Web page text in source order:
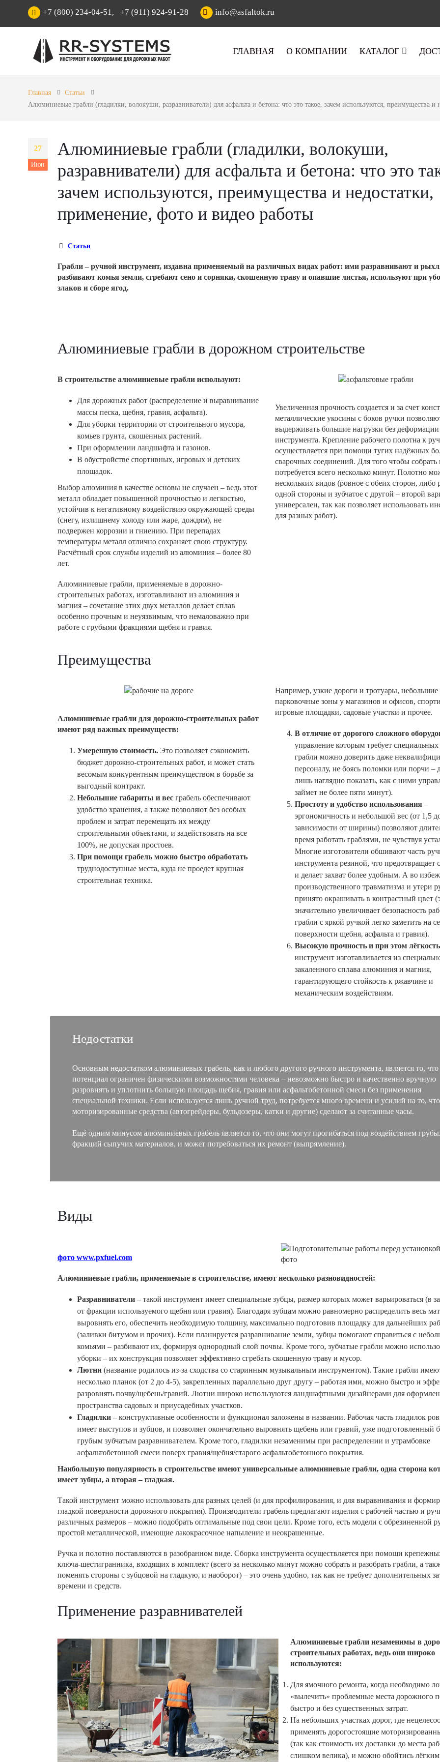
+7 (800) 234-04-51, +7 (911) 924-91-28 info@asfaltok.ru
ГЛАВНАЯ О КОМПАНИИ КАТАЛОГ
Главная
Статьи
Алюминиевые грабли (гладилки, волокуши, разравниватели) для асфальта и бетона: что это такое, зачем используются, преимущества
27
Июн
Алюминиевые грабли (гладилки, волокуши,
разравниватели) для асфальта и бетона: что это
зачем используются, преимущества и недостатки,
применение, фото и видео работы
Статьи
Грабли – ручной инструмент, издавна применяемый на различных видах работ: ими разравнивают и
разбивают комья земли, сгребают сено и сорняки, скошенную траву и опавшие листья, используют при
злаков и сборе ягод.
Алюминиевые грабли в дорожном строительстве
В строительстве алюминиевые грабли используют:
Для дорожных работ (распределение и выравнивание
массы песка, щебня, гравия, асфальта).
Для уборки территории от строительного мусора,
комьев грунта, скошенных растений.
При оформлении ландшафта и газонов.
В обустройстве спортивных, игровых и детских
площадок.
Выбор алюминия в качестве основы не случаен – ведь этот
металл обладает повышенной прочностью и легкостью,
устойчив к негативному воздействию окружающей среды
(снегу, излишнему холоду или жаре, дождям), не
подвержен коррозии и гниению. При перепадах
температуры металл отлично сохраняет свою структуру.
Расчётный срок службы изделий из алюминия – более 80
лет.
Алюминиевые грабли, применяемые в дорожно-
строительных работах, изготавливают из алюминия и
магния – сочетание этих двух металлов делает сплав
особенно прочным и неуязвимым, что немаловажно при
работе с грубыми фракциями щебня и гравия.
Увеличенная прочность создается и за счет
металлические укосины с боков ручки
выдерживать большие нагрузки без
инструмента. Крепление рабочего полотна к
осуществляется при помощи тугих надёжных
сварочных соединений. Для того чтобы собрать
потребуется всего несколько минут. Полотно
нескольких видов (ровное с обеих сторон, либо
одной стороны и зубчатое с другой – второй
универсален, так как позволяет использовать
для разных работ).
Преимущества
Алюминиевые грабли для дорожно-строительных работ
имеют ряд важных преимуществ:
Умеренную стоимость. Это позволяет сэкономить
бюджет дорожно-строительных работ, и может стать
весомым конкурентным преимуществом в борьбе за
выгодный контракт.
Небольшие габариты и вес грабель обеспечивают
удобство хранения, а также позволяют без особых
проблем и затрат перемещать их между
строительными объектами, и задействовать на все
100%, не допуская простоев.
При помощи грабель можно быстро обработать
труднодоступные места, куда не проедет крупная
строительная техника.
Например, узкие дороги и тротуары, небольшие
парковочные зоны у магазинов и офисов,
игровые площадки, садовые участки и прочее.
В отличие от дорогого сложного
управление которым требует
грабли можно доверить даже
персоналу, не боясь поломки или порчи –
лишь наглядно показать, как с ними
займет не более пяти минут).
Простоту и удобство использования–
эргономичность и небольшой вес (от 1,5
зависимости от ширины) позволяют
время работать граблями, не чувствуя
Многие изготовители обшивают часть
инструмента резиной, что предотвращает
и делает захват более удобным. А во
производственного травматизма и утери
принято окрашивать в контрастный цвет
значительно увеличивает безопасность
грабли с яркой ручкой легко заметить на
поверхности щебня, асфальта и гравия).
Высокую прочность и при этом лёгкость
инструмент изготавливается из
закаленного сплава алюминия и магния,
гарантирующего стойкость к ржавчине и
механическим воздействиям.
Недостатки
Основным недостатком алюминиевых грабель, как и любого другого ручного инструмента, является то, что
потенциал ограничен физическими возможностями человека – невозможно быстро и качественно вручную
разровнять и уплотнить большую площадь щебня, гравия или асфальтобетонной смеси без применения
специальной техники. Если используется лишь ручной труд, потребуется много времени и усилий на то, что
моторизированные средства (автогрейдеры, бульдозеры, катки и другие) сделают за считанные часы.
Ещё одним минусом алюминиевых грабель является то, что они могут прогибаться под воздействием
фракций сыпучих материалов, и может потребоваться их ремонт (выпрямление).
Виды
фото www.pxfuel.com
Алюминиевые грабли, применяемые в строительстве, имеют несколько разновидностей:
Разравниватели – такой инструмент имеет специальные зубцы, размер которых может варьироваться (в
от фракции используемого щебня или гравия). Благодаря зубцам можно равномерно распределить весь
выровнять его, обеспечить необходимую толщину, максимально подготовив площадку для дальнейших
(заливки битумом и прочих). Если планируется разравнивание земли, зубцы помогают справиться с
комьями – разбивают их, формируя однородный слой почвы. Кроме того, зубчатые грабли можно
уборки – их конструкция позволяет эффективно сгребать скошенную траву и мусор.
Лютни (название родилось из-за сходства со старинным музыкальным инструментом). Такие грабли
несколько планок (от 2 до 4-5), закрепленных параллельно друг другу – работая ими, можно быстро и
разровнять почву/щебень/гравий. Лютни широко используются ландшафтными дизайнерами для
пространства садовых и приусадебных участков.
Гладилки – конструктивные особенности и функционал заложены в названии. Рабочая часть гладилок
имеет выступов и зубцов, и позволяет окончательно выровнять щебень или гравий, уже подготовленный
грубым зубчатым разравнивателем. Кроме того, гладилки незаменимы при распределении и утрамбовке
асфальтобетонной смеси поверх гравия/щебня/старого асфальтобетонного покрытия.
Наибольшую популярность в строительстве имеют универсальные алюминиевые грабли, одна сторона
имеет зубцы, а вторая – гладкая.
Такой инструмент можно использовать для разных целей (и для профилирования, и для выравнивания и
гладкой поверхности дорожного покрытия). Производители грабель предлагают изделия с рабочей частью и
различных размеров – можно подобрать оптимальные под свои цели. Кроме того, есть модели с обрезиненной
простой металлической, имеющие лакокрасочное напыление и неокрашенные.
Ручка и полотно поставляются в разобранном виде. Сборка инструмента осуществляется при помощи
ключа-шестигранника, входящих в комплект (всего за несколько минут можно собрать и разобрать грабли, а
поменять стороны с зубцовой на гладкую, и наоборот) – это очень удобно, так как не требует дополнительных
времени и средств.
Применение разравнивателей
Алюминиевые грабли незаменимы в
строительных работах, ведь они широко
используются:
Для ямочного ремонта, когда необходимо
«вылечить» проблемные места дорожного
быстро и без существенных затрат.
На небольших участках дорог, где
применять дорогостоящие
(так как стоимость их доставки до места
слишком велика), и можно обойтись